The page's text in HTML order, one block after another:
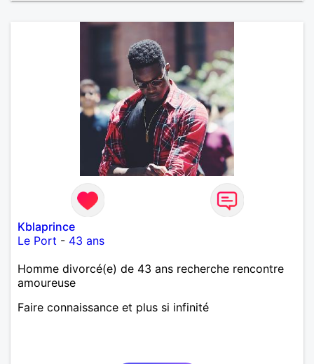
Kblaprince
Le Port - 43 ans
Homme divorcé(e) de 43 ans recherche rencontre
amoureuse
Faire connaissance et plus si infinité